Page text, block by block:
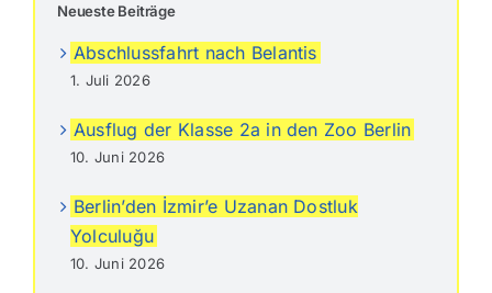
Neueste Beiträge
Abschlussfahrt nach Belantis
1. Juli 2026
Ausflug der Klasse 2a in den Zoo Berlin
10. Juni 2026
Berlin’den İzmir’e Uzanan Dostluk
Yolculuğu
10. Juni 2026